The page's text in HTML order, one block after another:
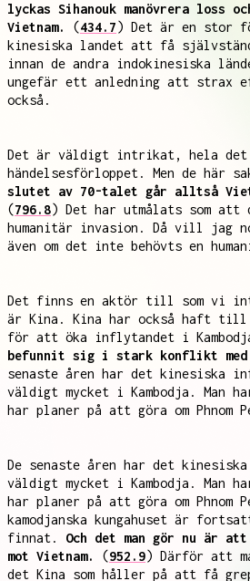
lyckas Sihanouk manövrera
Vietnam.
(434.7) Det är en stor
kinesiska landet att få
innan de andra indokinesiska
ungefär ett anledning att strax
också.
Det är väldigt intrikat, hela det
händelsesförloppet. Men de här
slutet av 70-talet går alltså
(796.8) Det har utmålats som
humanitär invasion. Då vill jag
även om det inte behövts en
Det finns en aktör till som vi
är Kina. Kina har också haft
för att öka inflytandet i
befunnit sig i stark konflikt med
senaste åren har det kinesiska
väldigt mycket i Kambodja. Man
har planer på att göra om Phnom
De senaste åren har det
väldigt mycket i Kambodja. Man
har planer på att göra om Phnom
kamodjanska kungahuset är
finnat. Och det man gör nu är
mot Vietnam.
(952.9) Därför att
det Kina som håller på att få